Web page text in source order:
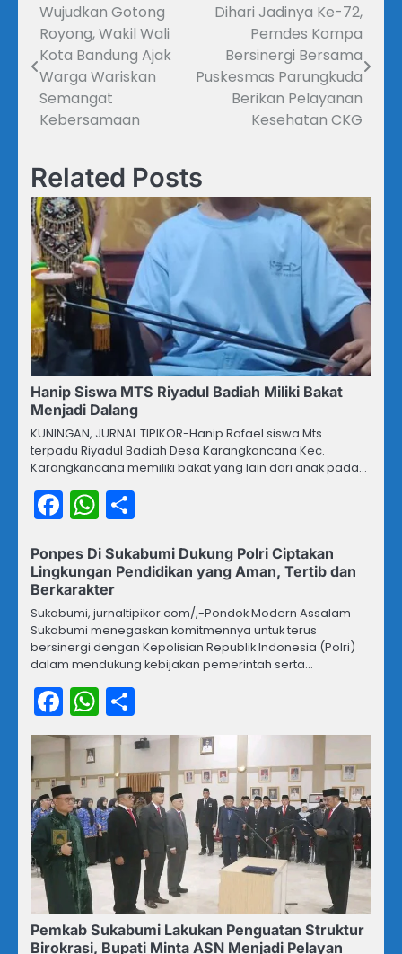
Navigasi
pos
Wujudkan Gotong
Royong, Wakil Wali
Kota Bandung Ajak
Warga Wariskan
Semangat
Kebersamaan
Dihari Jadinya Ke-72,
Pemdes Kompa
Bersinergi Bersama
Puskesmas Parungkuda
Berikan Pelayanan
Kesehatan CKG
Related Posts
Hanip Siswa MTS Riyadul Badiah Miliki Bakat
Menjadi Dalang
KUNINGAN, JURNAL TIPIKOR-Hanip Rafael siswa Mts
terpadu Riyadul Badiah Desa Karangkancana Kec.
Karangkancana memiliki bakat yang lain dari anak pada…
Facebook
WhatsApp
Ponpes Di Sukabumi Dukung Polri Ciptakan
Lingkungan Pendidikan yang Aman, Tertib dan
Berkarakter
Sukabumi, jurnaltipikor.com/,-Pondok Modern Assalam
Sukabumi menegaskan komitmennya untuk terus
bersinergi dengan Kepolisian Republik Indonesia (Polri)
dalam mendukung kebijakan pemerintah serta…
Facebook
WhatsApp
Pemkab Sukabumi Lakukan Penguatan Struktur
Birokrasi, Bupati Minta ASN Menjadi Pelayan